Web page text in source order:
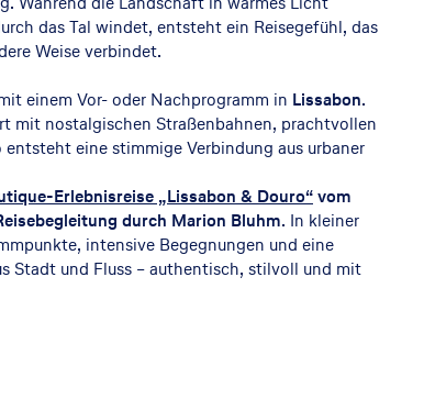
das Tal windet, entsteht ein Reisegefühl, das
Weise verbindet.
einem Vor- oder Nachprogramm in Lissabon.
mit nostalgischen Straßenbahnen, prachtvollen
eine stimmige Verbindung aus urbaner
Erlebnisreise „Lissabon & Douro“vom
durch Marion Bluhm. In kleiner
intensive Begegnungen und eine
Stadt und Fluss – authentisch, stilvoll und mit